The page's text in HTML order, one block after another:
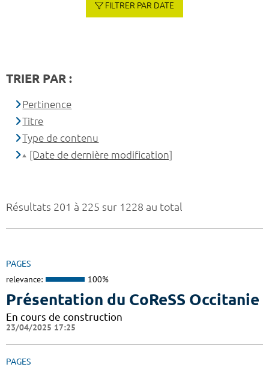
Résultats 201 à 225 sur 1228 au total
PAGES
relevance: 100%
Présentation du CoReSS Occitanie
En cours de construction
23/04/2025 17:25
PAGES
FILTRER PAR DATE
TRIER PAR :
Pertinence
Titre
Type de contenu
[Date de dernière modification]